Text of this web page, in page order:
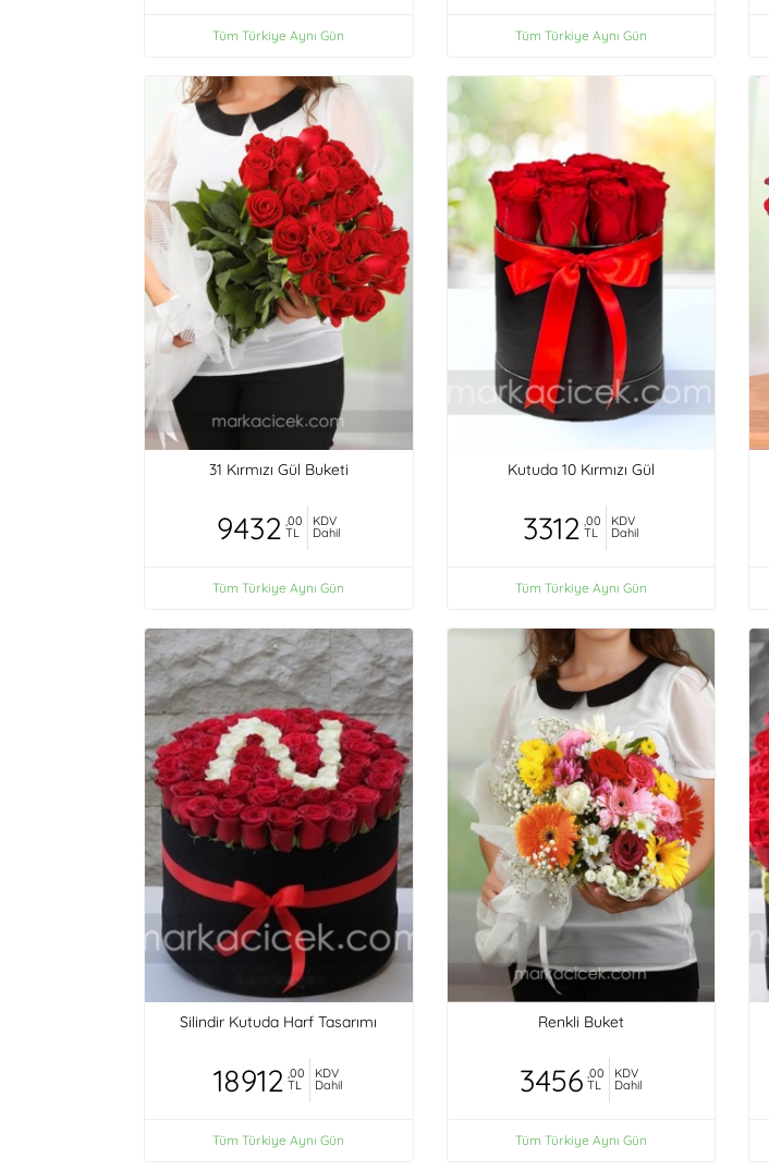
Tüm Türkiye Aynı Gün Tüm Türkiye Aynı Gün
31 Kırmızı Gül Buketi
9432 ,00
TL
KDV
Dahil
Tüm Türkiye Aynı Gün
Kutuda 10 Kırmızı Gül
3312 ,00
TL
KDV
Dahil
Tüm Türkiye Aynı Gün
Silindir Kutuda Harf Tasarımı
18912 ,00
TL
KDV
Dahil
Tüm Türkiye Aynı Gün
Renkli Buket
3456 ,00
TL
KDV
Dahil
Tüm Türkiye Aynı Gün